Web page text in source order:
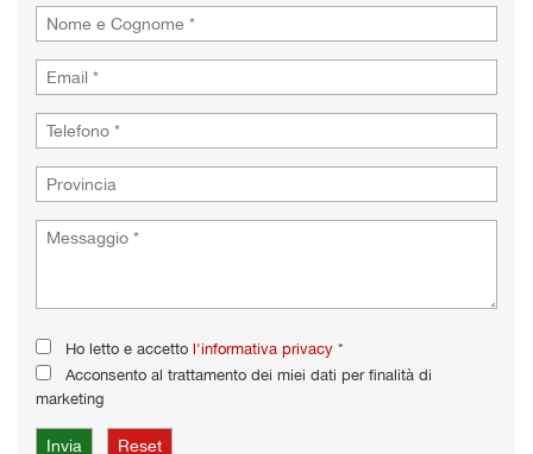
Ho letto e accetto l'informativa privacy *
Acconsento al trattamento dei miei dati per finalità di
marketing